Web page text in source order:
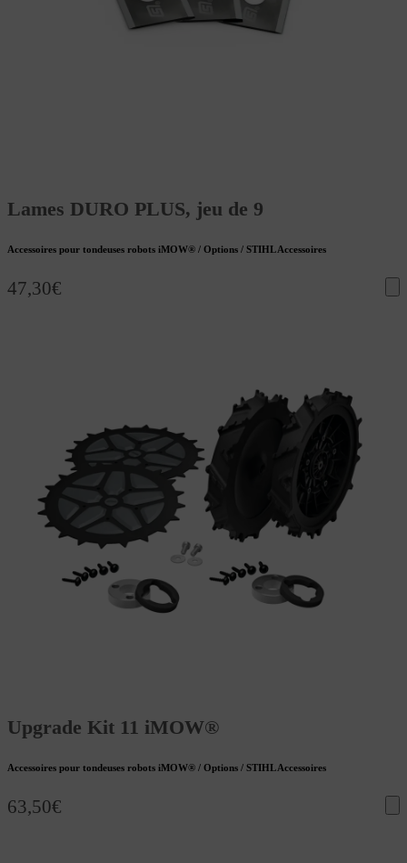
Lames DURO PLUS, jeu de 9
Accessoires pour tondeuses robots iMOW® / Options / STIHL Accessoires
47,30€
Upgrade Kit 11 iMOW®
Accessoires pour tondeuses robots iMOW® / Options / STIHL Accessoires
63,50€